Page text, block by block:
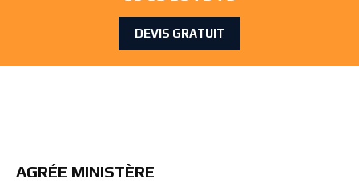
DEVIS GRATUIT
AGRÉE MINISTÈRE